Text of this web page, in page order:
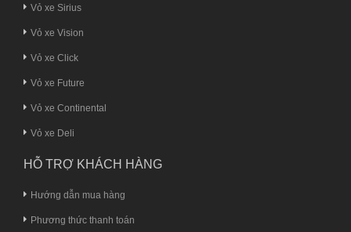
Vỏ xe Sirius
Vỏ xe Vision
Vỏ xe Click
Vỏ xe Future
Vỏ xe Continental
Vỏ xe Deli
HỖ TRỢ KHÁCH HÀNG
Hướng dẫn mua hàng
Phương thức thanh toán